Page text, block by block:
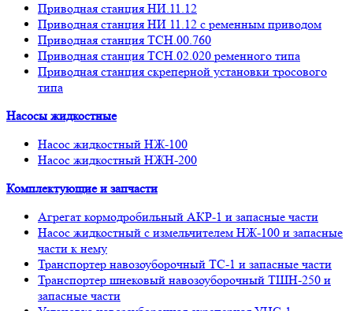
Приводная станция НИ.11.12
Приводная станция НИ 11.12 с ременным приводом
Приводная станция ТСН.00.760
Приводная станция ТСН.02.020 ременного типа
Приводная станция скреперной установки тросового
типа
Насосы жидкостные
Насос жидкостный НЖ-100
Насос жидкостный НЖН-200
Комплектующие и запчасти
Агрегат кормодробильный АКР-1 и запасные части
Насос жидкостный с измельчителем НЖ-100 и запасные
части к нему
Транспортер навозоуборочный ТС-1 и запасные части
Транспортер шнековый навозоуборочный ТШН-250 и
запасные части